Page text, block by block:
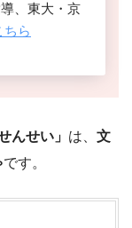
、東大・京
ちら
んせい」 は、 文
です。